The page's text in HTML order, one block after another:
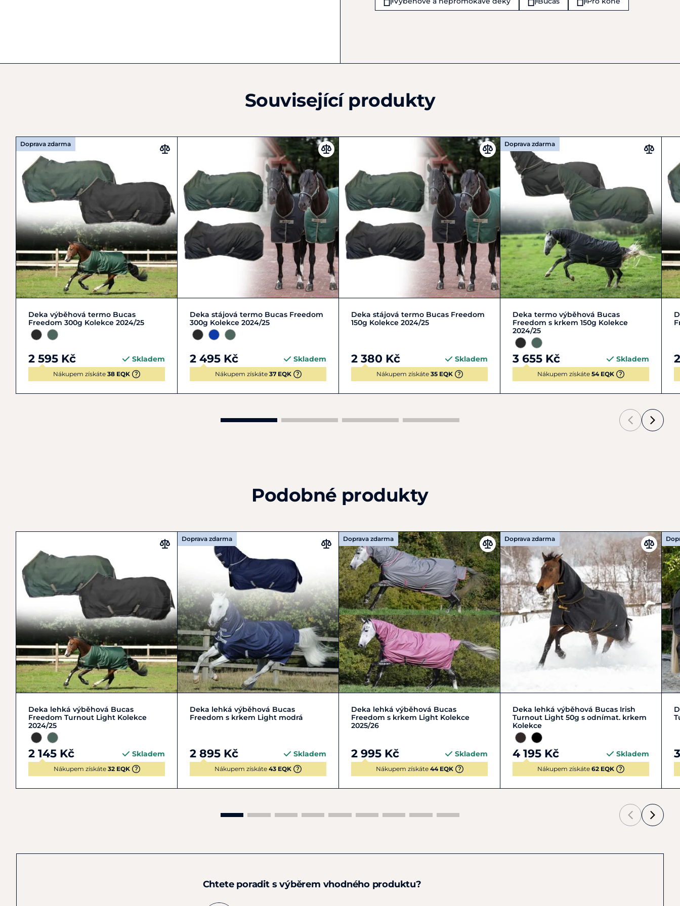
T12R201
Související produkty
Doprava zdarma
XS | 110-115 cm
Deka výběhová termo Bucas
Freedom 300g Kolekce 2024/25
2 595 Kč Skladem
Nákupem získáte 38 EQK
M | 130-135 cm S | 120-125 cm
Deka stájová termo Bucas Freedom
300g Kolekce 2024/25
2 495 Kč Skladem
Nákupem získáte 37 EQK
Zobrazit detail
Deka stájová termo Bucas Freedom
150g Kolekce 2024/25
2 380 Kč Skladem
Nákupem získáte 35 EQK
Doprava zdarma
S | 120-125 cm XS | 110-115 cm
Deka termo výběhová Bucas
Freedom s krkem 150g Kolekce
2024/25
3 655 Kč Skladem
Nákupem získáte 54 EQK
Podobné produkty
S | 120-125 cm XL | 150-155 cm + 2
Deka lehká výběhová Bucas
Freedom Turnout Light Kolekce
2024/25
2 145 Kč Skladem
Nákupem získáte 32 EQK
Doprava zdarma
L | 140-145 cm M | 130-135 cm + 1
Deka lehká výběhová Bucas
Freedom s krkem Light modrá
2 895 Kč Skladem
Nákupem získáte 43 EQK
Doprava zdarma
Zobrazit detail
Deka lehká výběhová Bucas
Freedom s krkem Light Kolekce
2025/26
2 995 Kč Skladem
Nákupem získáte 44 EQK
Doprava zdarma
L | 140-145 cm M | 130-135 cm
Deka lehká výběhová Bucas Irish
Turnout Light 50g s odnímat. krkem
Kolekce
4 195 Kč Skladem
Nákupem získáte 62 EQK
Chtete poradit s výběrem vhodného produktu?